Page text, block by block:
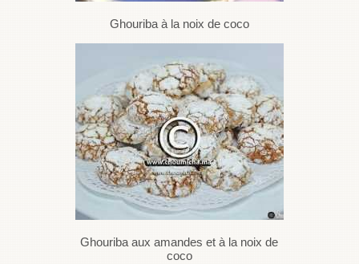
Ghouriba à la noix de coco
Ghouriba aux amandes et à la noix de
coco